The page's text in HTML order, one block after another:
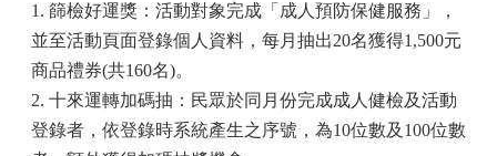
1. 篩檢好運獎：活動對象完成「成人預防保健服務」，
並至活動頁面登錄個人資料，每月抽出20名獲得1,500元
商品禮券(共160名)。
2. 十來運轉加碼抽：民眾於同月份完成成人健檢及活動
登錄者，依登錄時系統產生之序號，為10位數及100位數